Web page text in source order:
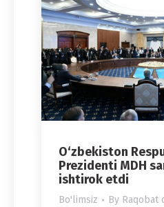
O‘zbekiston
Prezidenti MDH
ishtirok etdi
Bo'limsiz By Raqobat